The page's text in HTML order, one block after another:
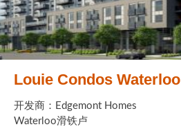
Louie Condos Waterloo
开发商：Edgemont Homes
Waterloo滑铁卢